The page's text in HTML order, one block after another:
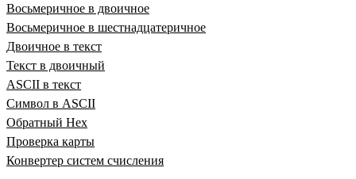
Восьмеричное в двоичное
Восьмеричное в шестнадцатеричное
Двоичное в текст
Текст в двоичный
ASCII в текст
Символ в ASCII
Обратный Hex
Проверка карты
Конвертер систем счисления